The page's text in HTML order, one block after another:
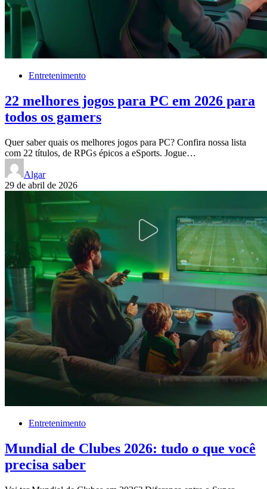
Entretenimento
22 melhores jogos para PC em 2026 para
todos os gamers
Quer saber quais os melhores jogos para PC? Confira nossa lista
com 22 títulos, de RPGs épicos a eSports. Jogue…
Algar
29 de abril de 2026
Entretenimento
Mundial de Clubes 2026: tudo o que você
precisa saber